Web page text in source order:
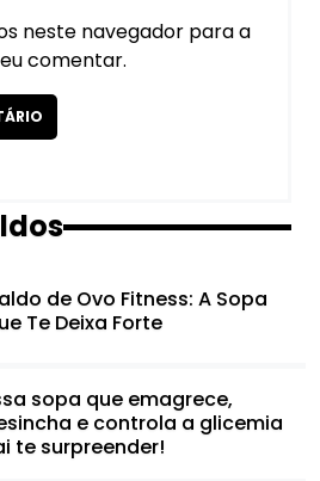
neste navegador para a
comentar.
de Ovo Fitness: A Sopa
Te Deixa Forte
sopa que emagrece,
e controla a glicemia
te surpreender!